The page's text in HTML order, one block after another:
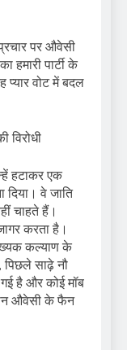
पर औवेसी
हमारी पार्टी के
प्यार वोट में बदल
विरोधी
हटाकर एक
दिया। वे जाति
चाहते हैं।
करता है।
कल्याण के
पिछले साढ़े नौ
गई है और कोई मॉब
औवेसी के फैन